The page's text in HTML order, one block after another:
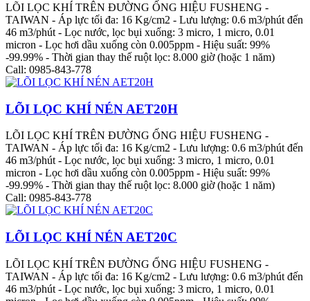
LÕI LỌC KHÍ TRÊN ĐƯỜNG ỐNG HIỆU FUSHENG -
TAIWAN - Áp lực tối đa: 16 Kg/cm2 - Lưu lượng: 0.6 m3/phút đến
46 m3/phút - Lọc nước, lọc bụi xuống: 3 micro, 1 micro, 0.01
micron - Lọc hơi dầu xuống còn 0.005ppm - Hiệu suất: 99%
-99.99% - Thời gian thay thế ruột lọc: 8.000 giờ (hoặc 1 năm)
Call: 0985-843-778
LÕI LỌC KHÍ NÉN AET20H
LÕI LỌC KHÍ TRÊN ĐƯỜNG ỐNG HIỆU FUSHENG -
TAIWAN - Áp lực tối đa: 16 Kg/cm2 - Lưu lượng: 0.6 m3/phút đến
46 m3/phút - Lọc nước, lọc bụi xuống: 3 micro, 1 micro, 0.01
micron - Lọc hơi dầu xuống còn 0.005ppm - Hiệu suất: 99%
-99.99% - Thời gian thay thế ruột lọc: 8.000 giờ (hoặc 1 năm)
Call: 0985-843-778
LÕI LỌC KHÍ NÉN AET20C
LÕI LỌC KHÍ TRÊN ĐƯỜNG ỐNG HIỆU FUSHENG -
TAIWAN - Áp lực tối đa: 16 Kg/cm2 - Lưu lượng: 0.6 m3/phút đến
46 m3/phút - Lọc nước, lọc bụi xuống: 3 micro, 1 micro, 0.01